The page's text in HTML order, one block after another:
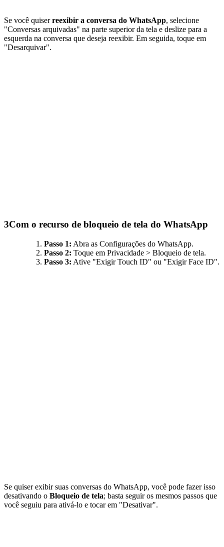
Se você quiserreexibir a conversa do WhatsApp, selecione
"Conversas arquivadas" na parte superior da tela e deslize para a
esquerda na conversa que deseja reexibir. Em seguida, toque em
"Desarquivar".
3Com o recurso de bloqueio de tela do WhatsApp
Passo 1: Abra as Configurações do WhatsApp.
Passo 2: Toque em Privacidade > Bloqueio de tela.
Passo 3: Ative "Exigir Touch ID" ou "Exigir Face ID".
Se quiser exibir suas conversas do WhatsApp, você pode fazer isso
desativando o Bloqueio de tela; basta seguir os mesmos passos que
você seguiu para ativá-lo e tocar em "Desativar".